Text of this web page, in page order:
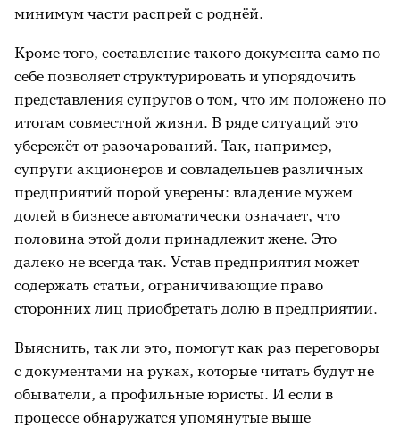
минимум части распрей с роднёй.
Кроме того, составление такого документа само по
себе позволяет структурировать и упорядочить
представления супругов о том, что им положено по
итогам совместной жизни. В ряде ситуаций это
убережёт от разочарований. Так, например,
супруги акционеров и совладельцев различных
предприятий порой уверены: владение мужем
долей в бизнесе автоматически означает, что
половина этой доли принадлежит жене. Это
далеко не всегда так. Устав предприятия может
содержать статьи, ограничивающие право
сторонних лиц приобретать долю в предприятии.
Выяснить, так ли это, помогут как раз переговоры
с документами на руках, которые читать будут не
обыватели, а профильные юристы. И если в
процессе обнаружатся упомянутые выше